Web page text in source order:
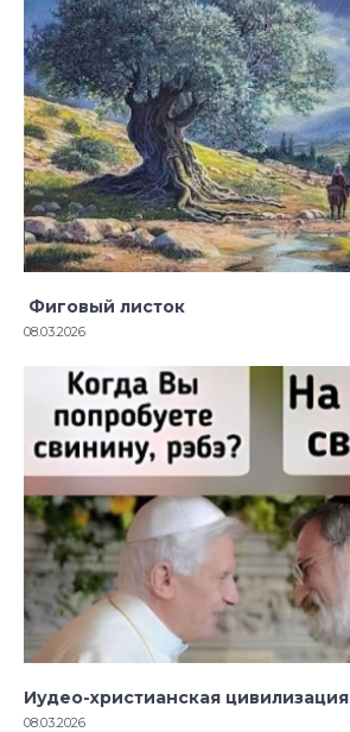
Фиговый листок
08.03.2026
Иудео-христианская цивилизация
08.03.2026